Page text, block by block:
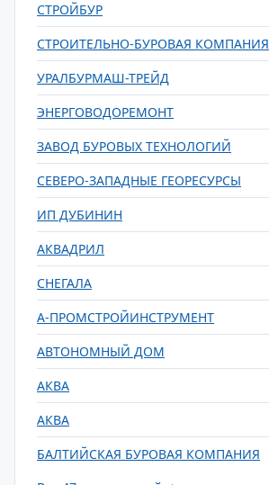
СТРОЙБУР
СТРОИТЕЛЬНО-БУРОВАЯ КОМПАНИЯ
УРАЛБУРМАШ-ТРЕЙД
ЭНЕРГОВОДОРЕМОНТ
ЗАВОД БУРОВЫХ ТЕХНОЛОГИЙ
СЕВЕРО-ЗАПАДНЫЕ ГЕОРЕСУРСЫ
ИП ДУБИНИН
АКВАДРИЛ
СНЕГАЛА
А-ПРОМСТРОЙИНСТРУМЕНТ
АВТОНОМНЫЙ ДОМ
АКВА
АКВА
БАЛТИЙСКАЯ БУРОВАЯ КОМПАНИЯ